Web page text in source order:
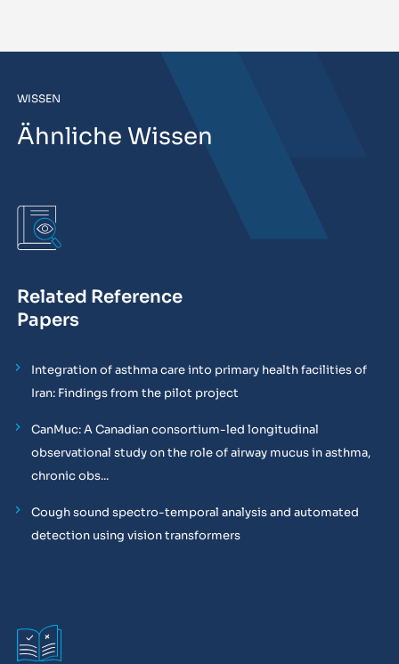
WISSEN
Ähnliche Wissen
Related Reference
Papers
Integration of asthma care into primary health facilities of
Iran: Findings from the pilot project
CanMuc: A Canadian consortium-led longitudinal
observational study on the role of airway mucus in asthma,
chronic obs...
Cough sound spectro-temporal analysis and automated
detection using vision transformers